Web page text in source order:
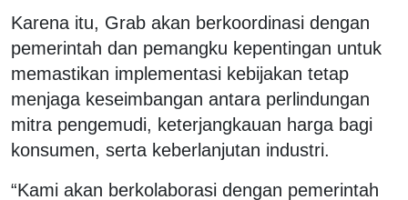
Karena itu, Grab akan berkoordinasi dengan
pemerintah dan pemangku kepentingan untuk
memastikan implementasi kebijakan tetap
menjaga keseimbangan antara perlindungan
mitra pengemudi, keterjangkauan harga bagi
konsumen, serta keberlanjutan industri.
“Kami akan berkolaborasi dengan pemerintah